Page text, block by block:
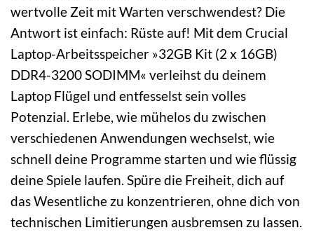
wertvolle Zeit mit Warten verschwendest? Die
Antwort ist einfach: Rüste auf! Mit dem Crucial
Laptop-Arbeitsspeicher »32GB Kit (2 x 16GB)
DDR4-3200 SODIMM« verleihst du deinem
Laptop Flügel und entfesselst sein volles
Potenzial. Erlebe, wie mühelos du zwischen
verschiedenen Anwendungen wechselst, wie
schnell deine Programme starten und wie flüssig
deine Spiele laufen. Spüre die Freiheit, dich auf
das Wesentliche zu konzentrieren, ohne dich von
technischen Limitierungen ausbremsen zu lassen.